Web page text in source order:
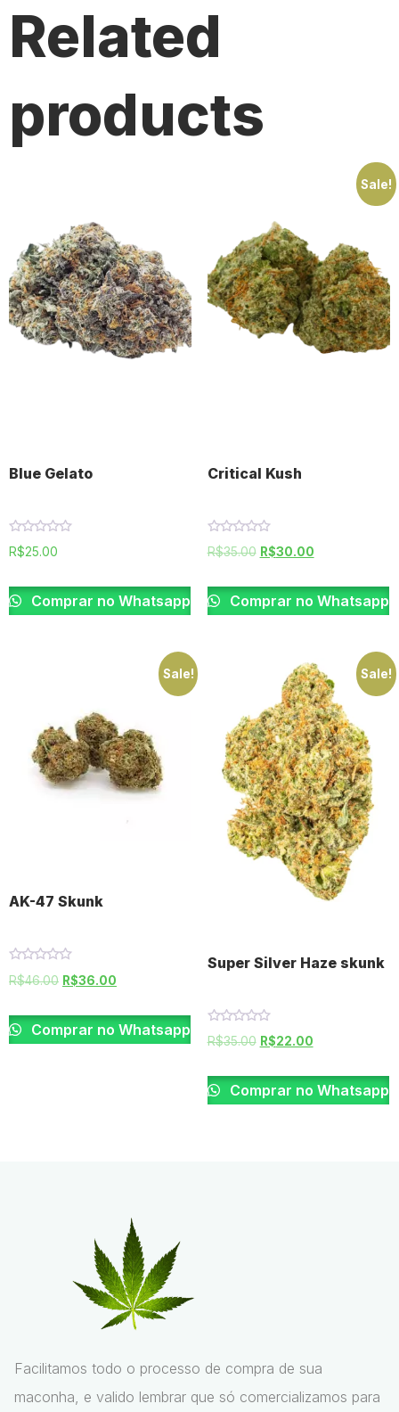
Related
products
Blue Gelato
Rated
0
5
R$25.00
Comprar no Whatsapp
Sale!
Critical Kush
Rated
0
5
R$35.00 R$30.00
Comprar no Whatsapp
Sale!
AK-47 Skunk
Rated
0
5
R$46.00 R$36.00
Comprar no Whatsapp
Sale!
Super Silver Haze skunk
Rated
0
5
R$35.00 R$22.00
Comprar no Whatsapp
Facilitamos todo o processo de compra de sua
maconha, e valido lembrar que só comercializamos para